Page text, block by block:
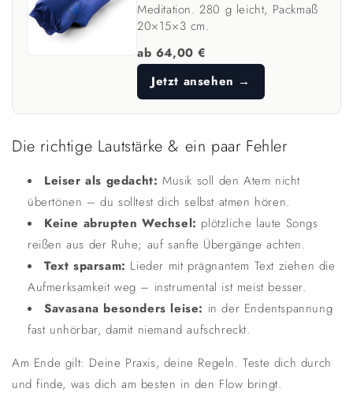
Meditation. 280 g leicht, Packmaß
20×15×3 cm.
ab 64,00 €
Jetzt ansehen →
Die richtige Lautstärke & ein paar Fehler
Leiser als gedacht: Musik soll den Atem nicht
übertönen – du solltest dich selbst atmen hören.
Keine abrupten Wechsel: plötzliche laute Songs
reißen aus der Ruhe; auf sanfte Übergänge achten.
Text sparsam: Lieder mit prägnantem Text ziehen die
Aufmerksamkeit weg – instrumental ist meist besser.
Savasana besonders leise: in der Endentspannung
fast unhörbar, damit niemand aufschreckt.
Am Ende gilt: Deine Praxis, deine Regeln. Teste dich durch
und finde, was dich am besten in den Flow bringt.